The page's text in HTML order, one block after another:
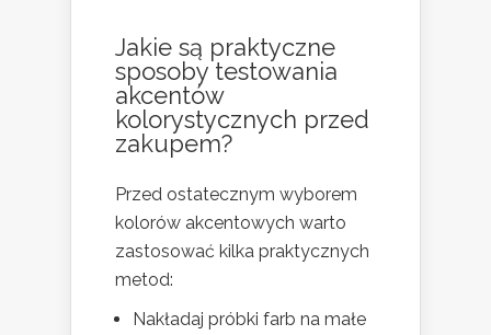
Jakie są praktyczne
sposoby testowania
akcentów
kolorystycznych przed
zakupem?
Przed ostatecznym wyborem
kolorów akcentowych warto
zastosować kilka praktycznych
metod:
Nakładaj próbki farb na małe